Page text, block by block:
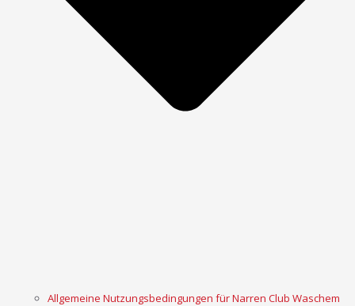
Allgemeine Nutzungsbedingungen für Narren Club Waschem